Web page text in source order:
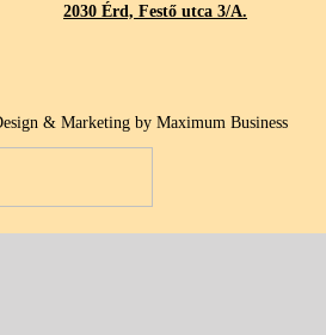
2030 Érd, Festő utca 3/A.
& Marketing by Maximum Business